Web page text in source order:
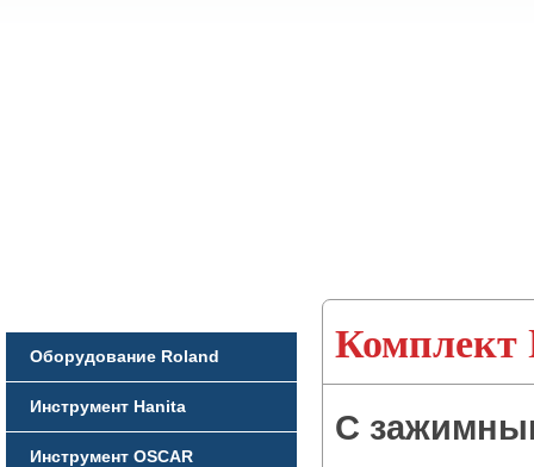
Оборудование Roland
Инструмент Hanita
Инструмент OSCAR
Комплект
С